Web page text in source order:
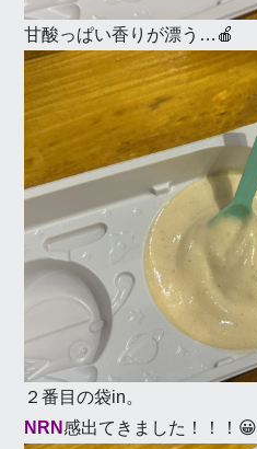
甘酸っぱい香りが漂う…🍎
２番目の袋in。
NRN感出てきました！！！😀